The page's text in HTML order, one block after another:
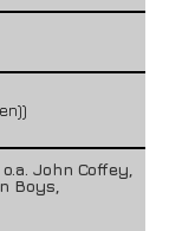
John Coffey,
Boys,